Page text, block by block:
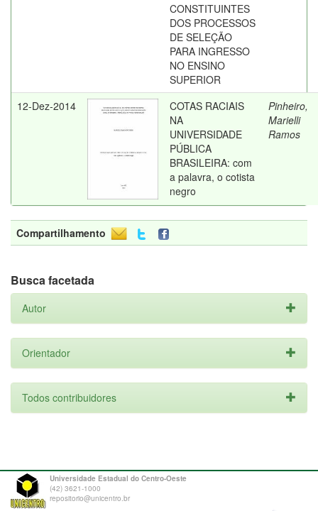
CONSTITUINTES
DOS PROCESSOS
DE SELEÇÃO
PARA INGRESSO
NO ENSINO
SUPERIOR
12-Dez-2014
COTAS RACIAIS
NA
UNIVERSIDADE
PÚBLICA
BRASILEIRA: com
a palavra, o cotista
negro
Pinheiro,
Marielli
Ramos
Compartilhamento
Busca facetada
Autor
Orientador
Todos contribuidores
Universidade Estadual do Centro-Oeste
(42) 3621-1000
repositorio@unicentro.br